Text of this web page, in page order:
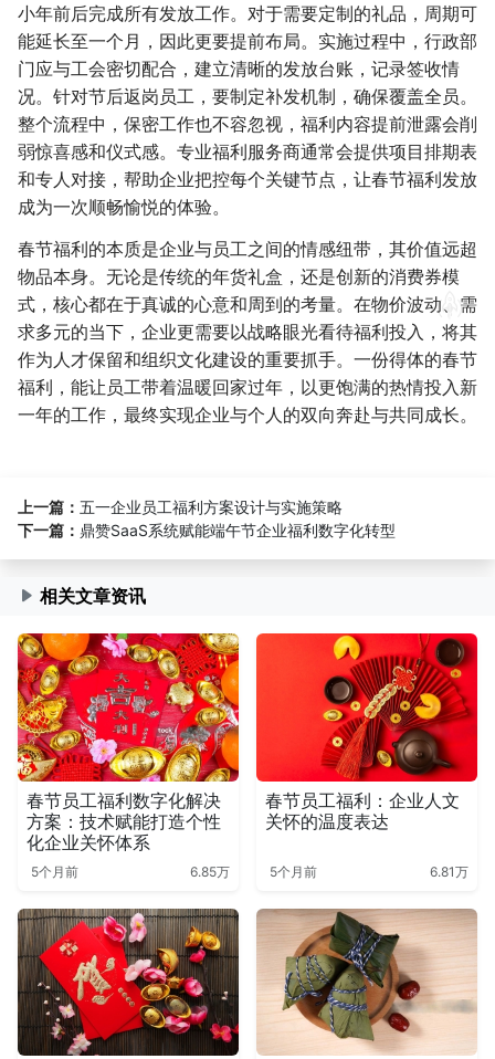
小年前后完成所有发放工作。对于需要定制的礼品，周期可
能延长至一个月，因此更要提前布局。实施过程中，行政部
门应与工会密切配合，建立清晰的发放台账，记录签收情
况。针对节后返岗员工，要制定补发机制，确保覆盖全员。
整个流程中，保密工作也不容忽视，福利内容提前泄露会削
弱惊喜感和仪式感。专业福利服务商通常会提供项目排期表
和专人对接，帮助企业把控每个关键节点，让春节福利发放
成为一次顺畅愉悦的体验。
春节福利的本质是企业与员工之间的情感纽带，其价值远超
物品本身。无论是传统的年货礼盒，还是创新的消费券模
式，核心都在于真诚的心意和周到的考量。在物价波动、需
求多元的当下，企业更需要以战略眼光看待福利投入，将其
作为人才保留和组织文化建设的重要抓手。一份得体的春节
福利，能让员工带着温暖回家过年，以更饱满的热情投入新
一年的工作，最终实现企业与个人的双向奔赴与共同成长。
上一篇： 五一企业员工福利方案设计与实施策略
下一篇： 鼎赞SaaS系统赋能端午节企业福利数字化转型
相关文章资讯
春节员工福利数字化解决
方案：技术赋能打造个性
化企业关怀体系
5个月前 6.85万
春节员工福利：企业人文
关怀的温度表达
5个月前 6.81万